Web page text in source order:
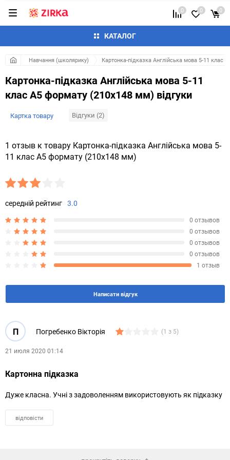
КАТАЛОГ
0 0 0
Навчання (школярику) Картонка-підказка Англійська мова 5-11 клас
Картонка-підказка Англійська мова 5-11
клас А5 формату (210х148 мм) відгуки
Картка товару Відгуки (2)
1 отзыв к товару Картонка-підказка Англійська мова 5-
11 клас А5 формату (210х148 мм)
3.0
середній рейтинг
0 отзывов
0 отзывов
0 отзывов
0 отзывов
1 отзыв
Написати відгук
П Погребенко Вікторія (1 з 5)
21 июля 2020 01:14
Картонна підказка
Дуже класна. Учні з задоволенням використовують як підказку
відповісти